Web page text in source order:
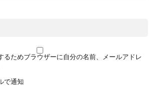
るためブラウザーに自分の名前、メールアドレ
で通知